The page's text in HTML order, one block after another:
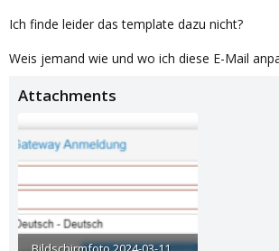
Ich finde leider das template dazu nicht?
Weis jemand wie und wo ich diese E-Mail
Attachments